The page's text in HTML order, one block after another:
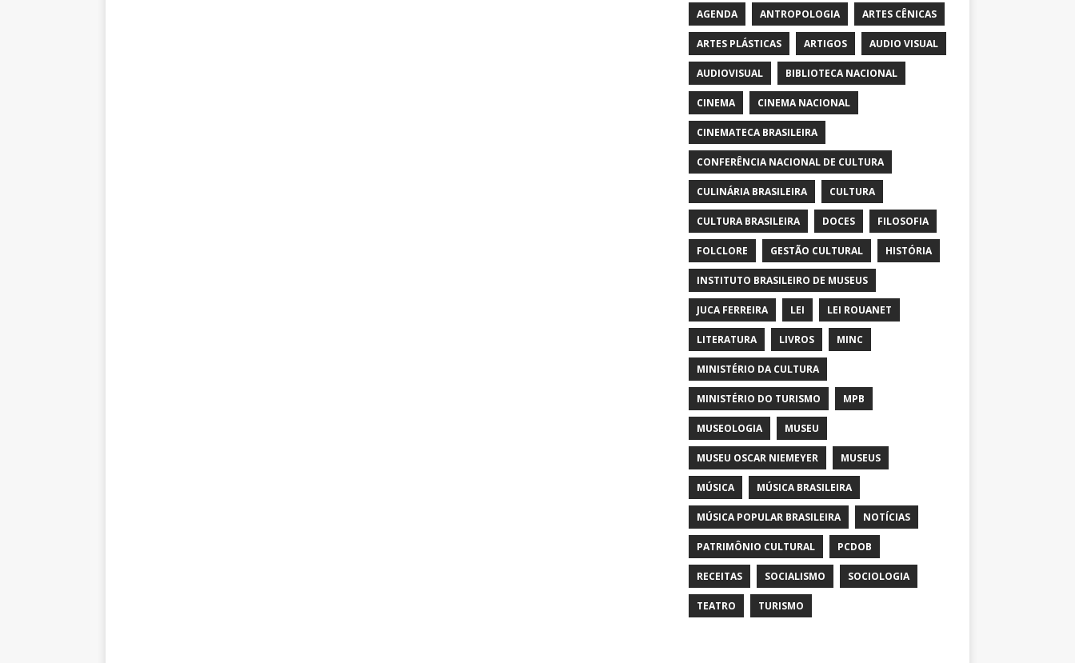
AGENDA ANTROPOLOGIA ARTES CÊNICAS
ARTES PLÁSTICAS ARTIGOS AUDIO VISUAL
AUDIOVISUAL BIBLIOTECA NACIONAL
CINEMA CINEMA NACIONAL
CINEMATECA BRASILEIRA
CONFERÊNCIA NACIONAL DE CULTURA
CULINÁRIA BRASILEIRA CULTURA
CULTURA BRASILEIRA DOCES FILOSOFIA
FOLCLORE GESTÃO CULTURAL HISTÓRIA
INSTITUTO BRASILEIRO DE MUSEUS
JUCA FERREIRA LEI LEI ROUANET
LITERATURA LIVROS MINC
MINISTÉRIO DA CULTURA
MINISTÉRIO DO TURISMO MPB
MUSEOLOGIA MUSEU
MUSEU OSCAR NIEMEYER MUSEUS
MÚSICA MÚSICA BRASILEIRA
MÚSICA POPULAR BRASILEIRA NOTÍCIAS
PATRIMÔNIO CULTURAL PCDOB
RECEITAS SOCIALISMO SOCIOLOGIA
TEATRO TURISMO